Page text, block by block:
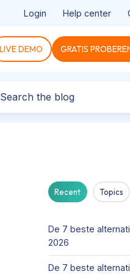
Login Help center
LIVE DEMO GRATIS
Recent Topics
De 7 beste
2026
De 7 beste